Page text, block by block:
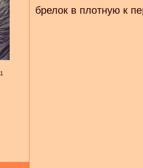
брелок в плотную к